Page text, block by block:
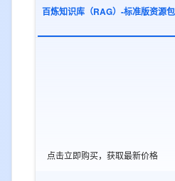
百炼知识库（RAG）-标准版资源包
点击立即购买，获取最新价格